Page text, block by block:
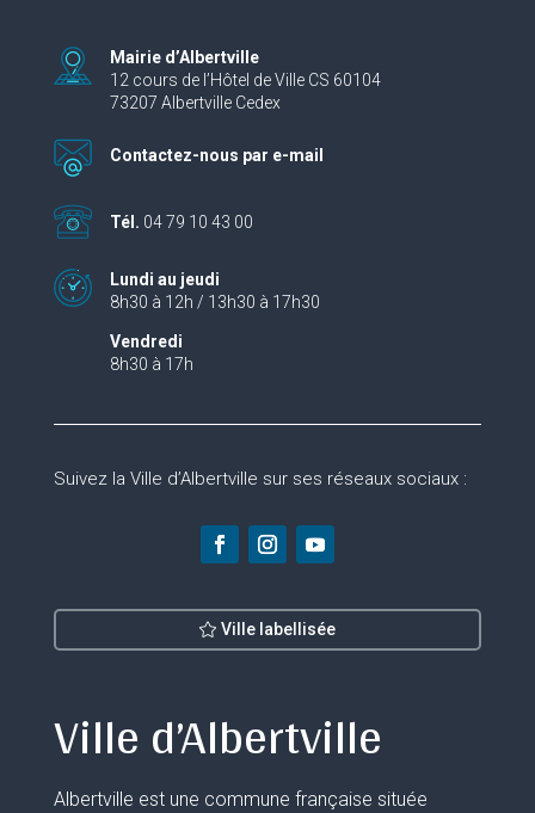
Mairie d’Albertville
12 cours de l’Hôtel de Ville CS 60104
73207 Albertville Cedex
Contactez-nous par e-mail
Tél. 04 79 10 43 00
Lundi au jeudi
8h30 à 12h / 13h30 à 17h30
Vendredi
8h30 à 17h
Suivez la Ville d’Albertville sur ses réseaux sociaux :
Ville labellisée
Ville d’Albertville
Albertville est une commune française située